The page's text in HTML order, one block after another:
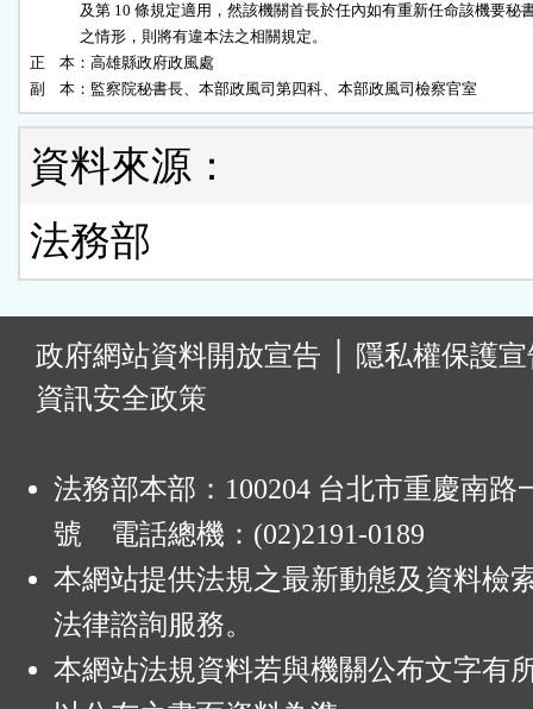
及第 10 條規定適用，然該機關首長於任內如有重新任命該機要秘
              之情形，則將有違本法之相關規定。
正    本：高雄縣政府政風處
副    本：監察院秘書長、本部政風司第四科、本部政風司檢察官室
資料來源：
法務部
政府網站資料開放宣告
隱私權保護
資訊安全政策
法務部本部：100204 台北市重慶南路
號 電話總機：(02)2191-0189
本網站提供法規之最新動態及資料檢
法律諮詢服務。
本網站法規資料若與機關公布文字有